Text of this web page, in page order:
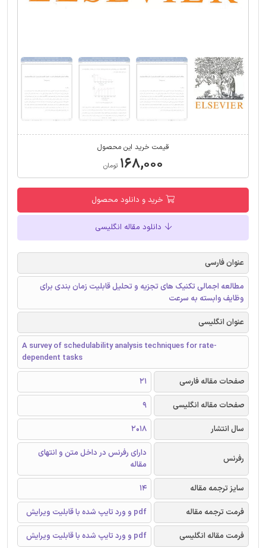
قیمت خرید این محصول
۱۶۸,۰۰۰ تومان
خرید و دانلود محصول
دانلود مقاله انگلیسی
عنوان فارسی
مطالعه اجمالی تکنیک های تجزیه و تحلیل قابلیت زمان بندی برای
وظایف وابسته به سرعت
عنوان انگلیسی
A survey of schedulability analysis techniques for rate-
dependent tasks
صفحات مقاله فارسی
21
صفحات مقاله انگلیسی
9
سال انتشار
2018
رفرنس
دارای رفرنس در داخل متن و انتهای
مقاله
سایز ترجمه مقاله
14
فرمت ترجمه مقاله
pdf و ورد تایپ شده با قابلیت ویرایش
فرمت مقاله انگلیسی
pdf و ورد تایپ شده با قابلیت ویرایش